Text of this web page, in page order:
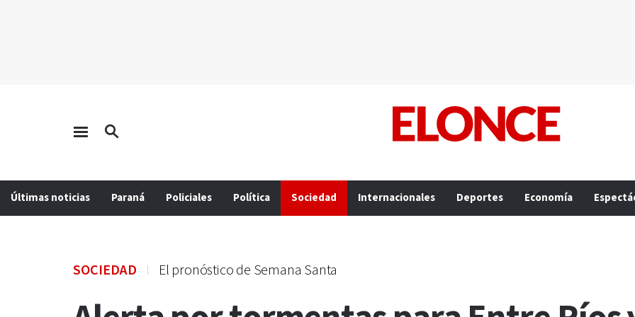
Últimas noticias Paraná Policiales Política Sociedad Internacionales Deportes Economía
SOCIEDAD El pronóstico de Semana Santa